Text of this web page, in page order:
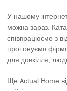
У нашому
можна зараз.
співпрацюємо з
пропонуємо
для довкілля,
Ще Actual Home